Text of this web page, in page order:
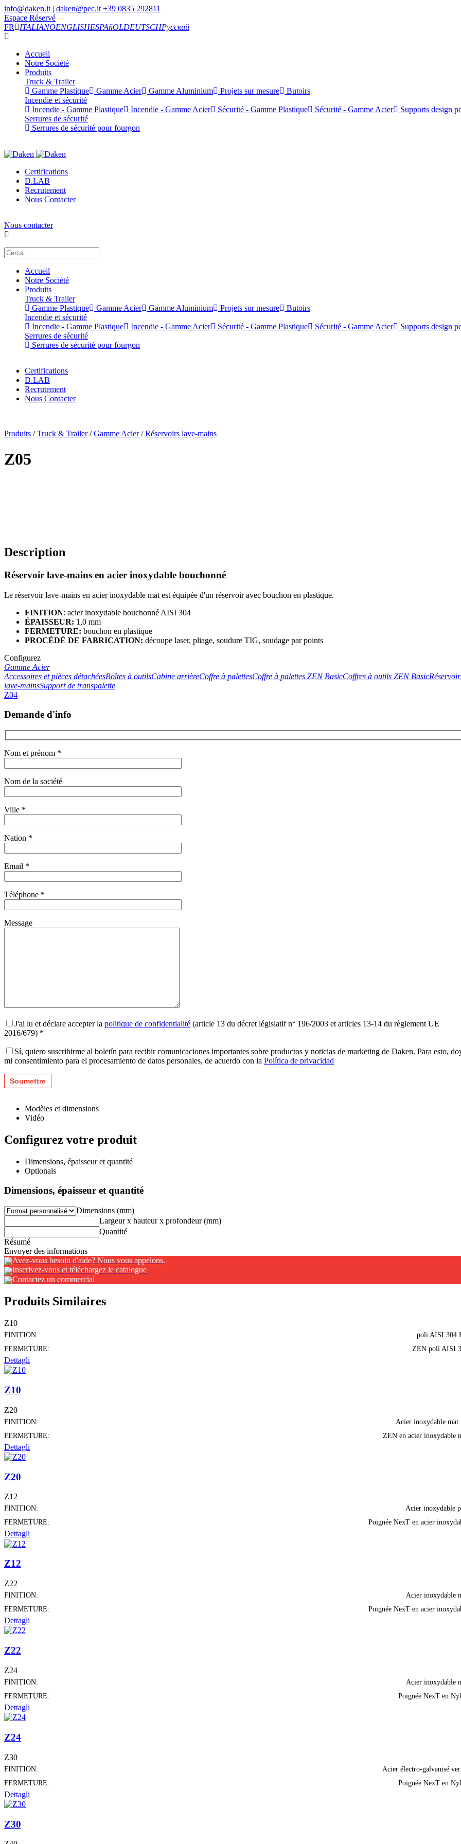
info@daken.it | daken@pec.it +39 0835 292811
Espace Réservé
FR
ITALIANOENGLISHESPAñOLDEUTSCHРусский
Accueil
Notre Société
Produits
Truck & Trailer
Gamme Plastique
Gamme Acier Gamme Aluminium Projets sur mesure
Butoirs
Incendie et sécurité
Incendie - Gamme Plastique
Incendie - Gamme Acier Sécurité - Gamme Plastique Sécurité - Gamme Acier
Supports design
Serrures de sécurité
Serrures de sécurité pour fourgon
Certifications
D.LAB
Recrutement
Nous Contacter
Nous contacter
Accueil
Notre Société
Produits
Truck & Trailer
Gamme Plastique
Gamme Acier Gamme Aluminium Projets sur mesure
Butoirs
Incendie et sécurité
Incendie - Gamme Plastique
Incendie - Gamme Acier Sécurité - Gamme Plastique Sécurité - Gamme Acier
Supports design
Serrures de sécurité
Serrures de sécurité pour fourgon
Certifications
D.LAB
Recrutement
Nous Contacter
Produits /Truck & Trailer/Gamme Acier/Réservoirs lave-mains
Z05
Description
Réservoir lave-mains en acier inoxydable bouchonné
Le réservoir lave-mains en acier inoxydable mat est équipée d'un réservoir avec bouchon en plastique.
FINITION: acier inoxydable bouchonné AISI 304
ÉPAISSEUR: 1,0 mm
FERMETURE: bouchon en plastique
PROCÉDÉ DE FABRICATION: découpe laser, pliage, soudure TIG, soudage par points
Configurez
Gamme Acier
Accessoires et pièces détachéesBoîtes à outilsCabine arrièreCoffre à palettesCoffre à palettes ZEN BasicCoffres à outils ZEN Basic
lave-mainsSupport de transpalette
Z04
Demande d'info
Nom et prénom *
Nom de la société
Ville *
Nation *
Email *
Téléphone *
Message
J'ai lu et déclare accepter la politique de confidentialité (article 13 du décret législatif n° 196/2003 et articles 13-14 du règlement UE
2016/679) *
Sí, quiero suscribirme al boletín para recibir comunicaciones importantes sobre productos y noticias de marketing de Daken. Para esto,
mi consentimiento para el procesamiento de datos personales, de acuerdo con la Política de privacidad
Modèles et dimensions
Vidéo
Configurez votre produit
Dimensions, épaisseur et quantité
Optionals
Dimensions, épaisseur et quantité
Dimensions (mm)
Largeur x hauteur x profondeur (mm)
Quantité
Résumé
Envoyer des informations
Avez-vous besoin d'aide? Nous vous appelons.
Inscrivez-vous et téléchargez le catalogue
Contactez un commercial
Produits Similaires
Z10
FINITION:
poli AISI 304
FERMETURE:
ZEN poli AISI
Dettagli
Z10
Z20
FINITION:
Acier inoxydable mat
FERMETURE:
ZEN en acier inoxydable
Dettagli
Z20
Z12
FINITION:
Acier inoxydable
FERMETURE:
Poignée NexT en acier
Dettagli
Z12
Z22
FINITION:
Acier inoxydable
FERMETURE:
Poignée NexT en acier
Dettagli
Z22
Z24
FINITION:
Acier inoxydable
FERMETURE:
Poignée NexT en
Dettagli
Z24
Z30
FINITION:
Acier électro-galvanisé
FERMETURE:
Poignée NexT en
Dettagli
Z30